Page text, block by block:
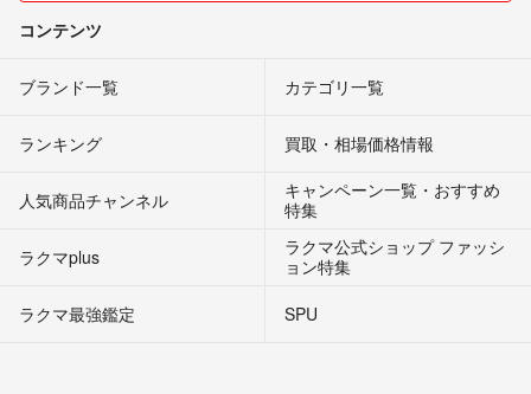
コンテンツ
ブランド一覧 カテゴリ一覧
ランキング 買取・相場価格情報
人気商品チャンネル
キャンペーン一覧・おすすめ
特集
ラクマplus
ラクマ公式ショップ ファッシ
ョン特集
ラクマ最強鑑定
SPU